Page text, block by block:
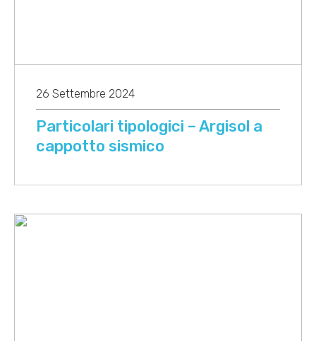
26 Settembre 2024
Particolari tipologici – Argisol a
cappotto sismico